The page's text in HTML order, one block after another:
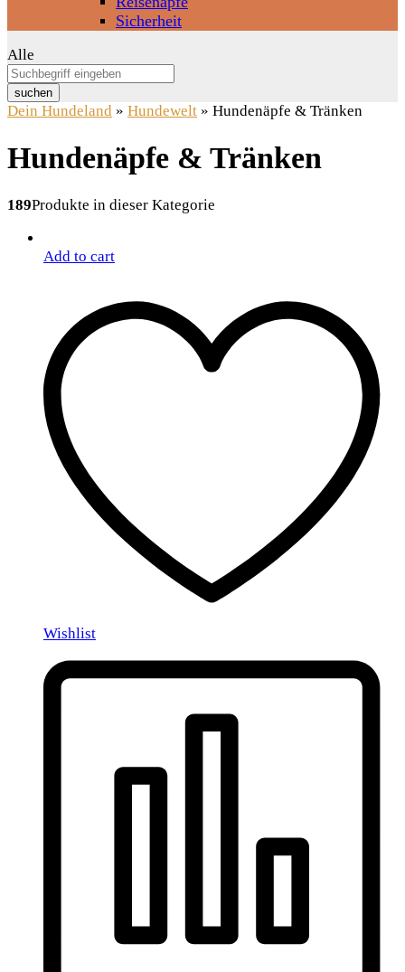
Sicherheit
Alle
suchen
Dein Hundeland » Hundewelt » Hundenäpfe & Tränken
Hundenäpfe & Tränken
189Produkte in dieser Kategorie
Add to cart
Wishlist